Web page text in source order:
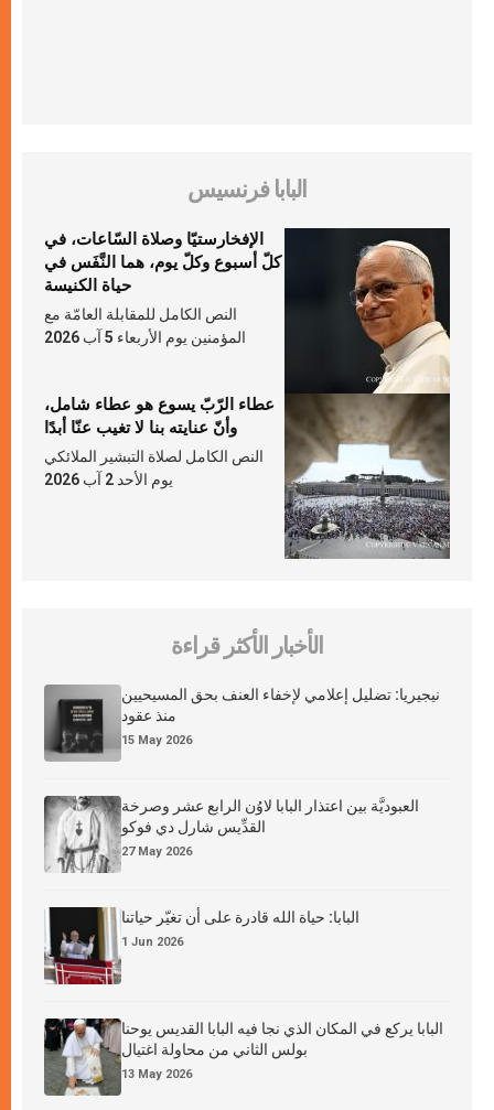
البابا فرنسيس
الإفخارستيّا وصلاة السّاعات، في
كلّ أسبوع وكلّ يوم، هما النَّفَس في
حياة الكنيسة
النص الكامل للمقابلة العامّة مع
المؤمنين يوم الأربعاء 5 آب 2026
عطاء الرّبّ يسوع هو عطاء شامل،
وأنّ عنايته بنا لا تغيب عنّا أبدًا
النص الكامل لصلاة التبشير الملائكي
يوم الأحد 2 آب 2026
الأخبار الأكثر قراءة
نيجيريا: تضليل إعلامي لإخفاء العنف بحق المسيحيين
منذ عقود
15 May 2026
العبوديَّة بين اعتذار البابا لاوُن الرابع عشر وصرخة
القدِّيس شارل دي فوكو
27 May 2026
البابا: حياة الله قادرة على أن تغيّر حياتنا
1 Jun 2026
البابا يركع في المكان الذي نجا فيه البابا القديس يوحنا
بولس الثاني من محاولة اغتيال
13 May 2026